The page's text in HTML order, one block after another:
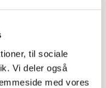
til sociale
Vi deler også
med vores